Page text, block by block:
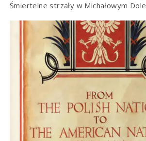
Śmiertelne strzały w Michałowym Dole